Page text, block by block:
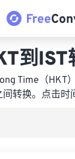
到IST
Time（HKT
转换。点击时